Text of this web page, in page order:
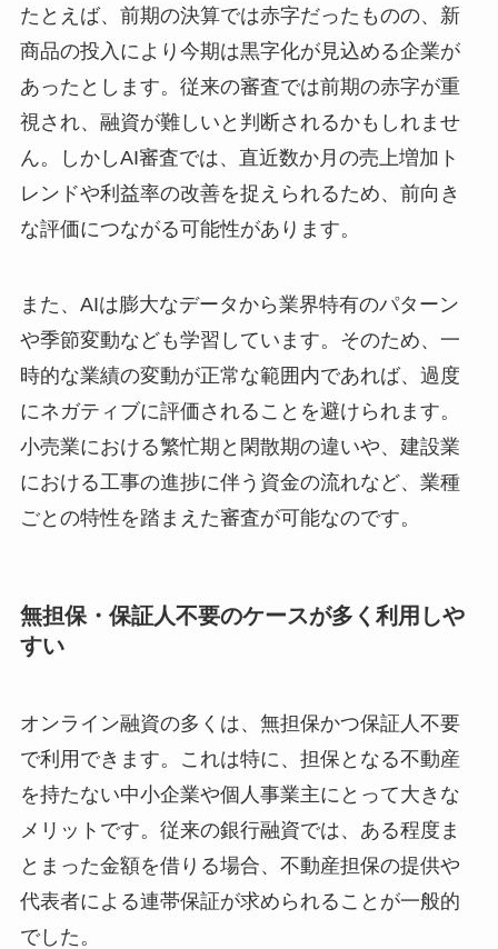
たとえば、前期の決算では赤字だったものの、新
商品の投入により今期は黒字化が見込める企業が
あったとします。従来の審査では前期の赤字が重
視され、融資が難しいと判断されるかもしれませ
ん。しかしAI審査では、直近数か月の売上増加ト
レンドや利益率の改善を捉えられるため、前向き
な評価につながる可能性があります。
また、AIは膨大なデータから業界特有のパターン
や季節変動なども学習しています。そのため、一
時的な業績の変動が正常な範囲内であれば、過度
にネガティブに評価されることを避けられます。
小売業における繁忙期と閑散期の違いや、建設業
における工事の進捗に伴う資金の流れなど、業種
ごとの特性を踏まえた審査が可能なのです。
無担保・保証人不要のケースが多く利用しや
すい
オンライン融資の多くは、無担保かつ保証人不要
で利用できます。これは特に、担保となる不動産
を持たない中小企業や個人事業主にとって大きな
メリットです。従来の銀行融資では、ある程度ま
とまった金額を借りる場合、不動産担保の提供や
代表者による連帯保証が求められることが一般的
でした。